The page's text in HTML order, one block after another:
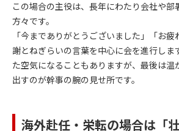
この場合の主役は、長年にわたり会社や部
方々です。
「今までありがとうございました」「お
謝とねぎらいの言葉を中心に会を進行しま
た空気になることもありますが、最後は温
出すのが幹事の腕の見せ所です。
海外赴任・栄転の場合は「